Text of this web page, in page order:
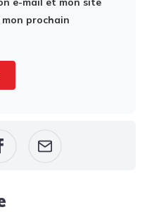
prochain